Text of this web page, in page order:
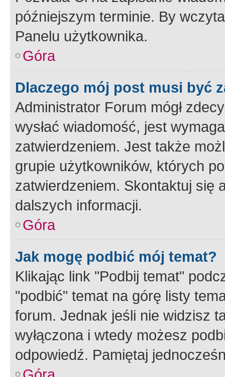
późniejszym terminie. By
Panelu użytkownika.
Góra
Dlaczego mój post musi być
Administrator Forum mógł
wysłać wiadomość, jest
zatwierdzeniem. Jest także
grupie użytkowników, których
zatwierdzeniem. Skontaktuj się
dalszych informacji.
Góra
Jak mogę podbić mój temat?
Klikając link "Podbij temat"
"podbić" temat na górę listy
forum. Jednak jeśli nie widzisz
wyłączona i wtedy możesz
odpowiedź. Pamiętaj